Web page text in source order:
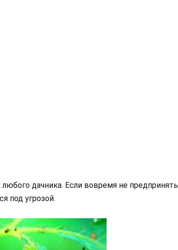
дачника. Если вовремя не предпринять
под угрозой.